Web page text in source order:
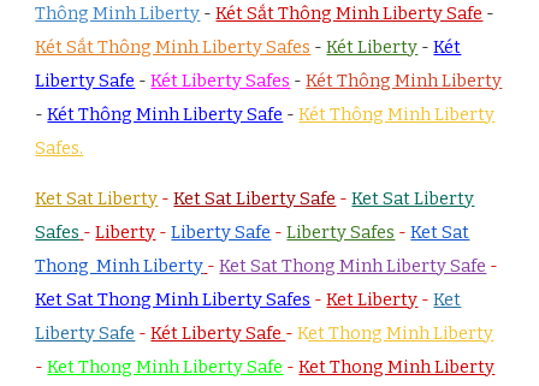
Thông Minh Liberty -Két Sắt Thông Minh Liberty Safe -
Két Sắt Thông Minh Liberty Safes -Két Liberty -Két
Liberty Safe -Két Liberty Safes -Két Thông Minh Liberty
-Két Thông Minh Liberty Safe -Két Thông Minh Liberty
Safes.
Ket Sat Liberty -Ket Sat Liberty Safe -Ket Sat Liberty
Safes -Liberty -Liberty Safe -Liberty Safes -Ket Sat
Thong Minh Liberty -Ket Sat Thong Minh Liberty Safe -
Ket Sat Thong Minh Liberty Safes -Ket Liberty -Ket
Liberty Safe -Két Liberty Safe -Ket Thong Minh Liberty
-Ket Thong Minh Liberty Safe -Ket Thong Minh Liberty